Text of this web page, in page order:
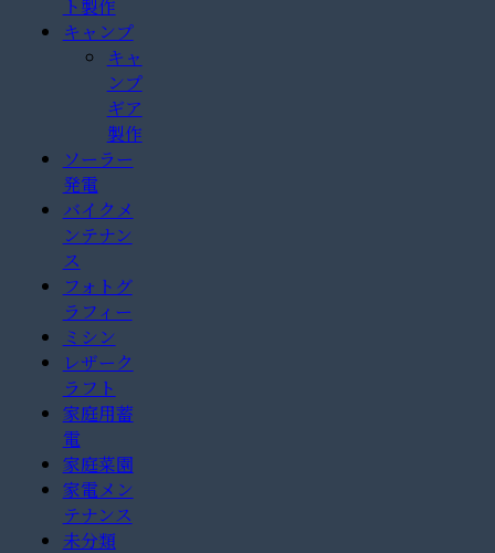
ト製作
キャンプ
キャ
ンプ
ギア
製作
ソーラー
発電
バイクメ
ンテナン
ス
フォトグ
ラフィー
ミシン
レザーク
ラフト
家庭用蓄
電
家庭菜園
家電メン
テナンス
未分類